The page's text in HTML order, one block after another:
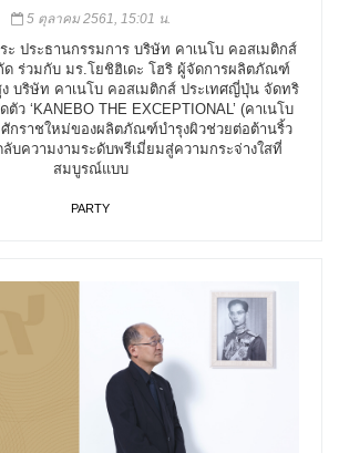
5 ตุลาคม 2561, 15:01 น.
ประธานกรรมการ บริษัท คาเนโบ คอสเมติกส์
ด ร่วมกับ มร.โยชิฮิเดะ โฮริ ผู้จัดการผลิตภัณฑ์
บริษัท คาเนโบ คอสเมติกส์ ประเทศญี่ปุ่น จัดทริ
ว ‘KANEBO THE EXCEPTIONAL’ (คาเนโบ
ศักราชใหม่ของผลิตภัณฑ์บำรุงผิวช่วยต่อต้านริ้ว
บความงามระดับพรีเมี่ยมสู่ความกระจ่างใสที่
สมบูรณ์แบบ
PARTY